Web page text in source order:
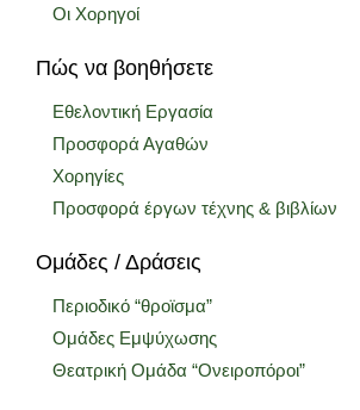
Οι Χορηγοί
Πώς να βοηθήσετε
Εθελοντική Εργασία
Προσφορά Αγαθών
Χορηγίες
Προσφορά έργων τέχνης & βιβλίων
Ομάδες / Δράσεις
Περιοδικό “θροϊσμα”
Ομάδες Εμψύχωσης
Θεατρική Ομάδα “Ονειροπόροι”